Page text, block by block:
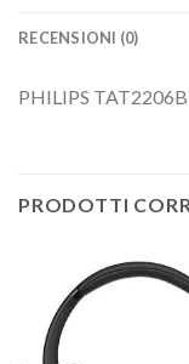
RECENSIONI (0)
PHILIPS
PRODOTTI